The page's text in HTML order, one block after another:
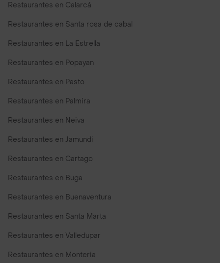
Restaurantes en Calarcá
Restaurantes en Santa rosa de cabal
Restaurantes en La Estrella
Restaurantes en Popayan
Restaurantes en Pasto
Restaurantes en Palmira
Restaurantes en Neiva
Restaurantes en Jamundi
Restaurantes en Cartago
Restaurantes en Buga
Restaurantes en Buenaventura
Restaurantes en Santa Marta
Restaurantes en Valledupar
Restaurantes en Monteria